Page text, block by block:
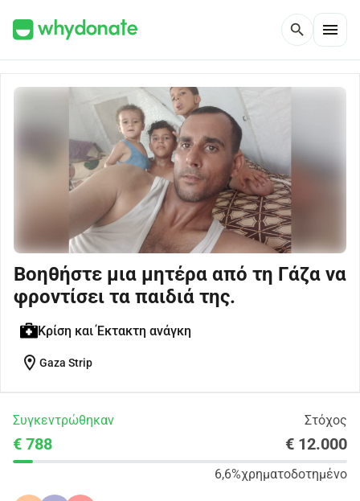
search menu
Βοηθήστε μια μητέρα από τη Γάζα να
φροντίσει τα παιδιά της.
Κρίση και Έκτακτη ανάγκη
location_on Gaza Strip
Συγκεντρώθηκαν Στόχος
€ 788 € 12.000
6,6%χρηματοδοτημένο